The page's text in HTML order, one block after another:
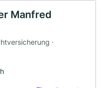
Manfred
·